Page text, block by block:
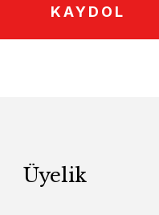
KAYDOL
Üyelik